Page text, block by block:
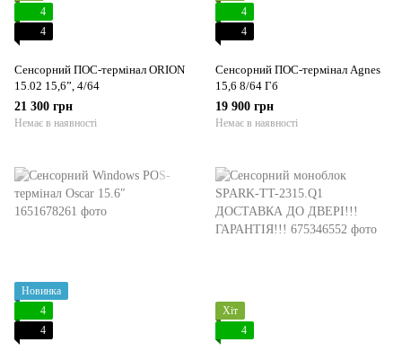
4
4
Сенсорний ПОС-термінал ORION
15.02 15,6”, 4/64
21 300 грн
Немає в наявності
4
4
Сенсорний ПОС-термінал Agnes
15,6 8/64 Гб
19 900 грн
Немає в наявності
Новинка
4
4
Хіт
4